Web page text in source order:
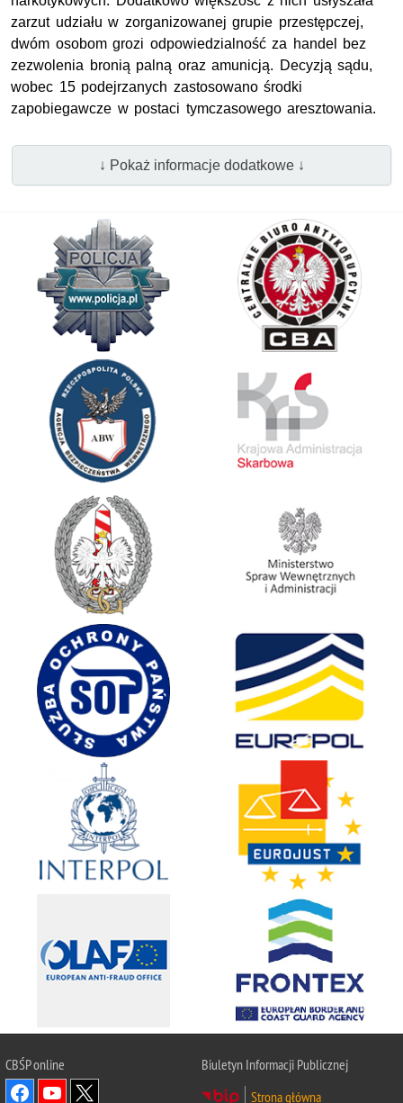
zarzut udziału w zorganizowanej grupie przestępczej,
dwóm osobom grozi odpowiedzialność za handel bez
zezwolenia bronią palną oraz amunicją. Decyzją sądu,
wobec 15 podejrzanych zastosowano środki
zapobiegawcze w postaci tymczasowego aresztowania.
↓ Pokaż informacje dodatkowe ↓
CBŚPonline
Biuletyn Informacji Publicznej
Strona główna